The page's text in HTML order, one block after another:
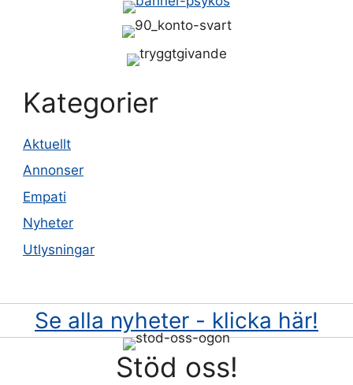
Kategorier
Aktuellt
Annonser
Empati
Nyheter
Utlysningar
Se alla nyheter - klicka här!
Stöd oss!